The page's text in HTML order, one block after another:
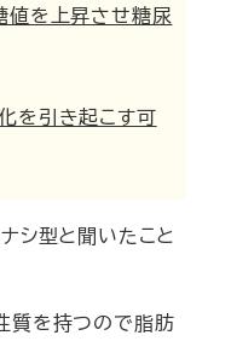
値を上昇させ糖尿
を引き起こす可
シ型と聞いたこと
質を持つので脂肪